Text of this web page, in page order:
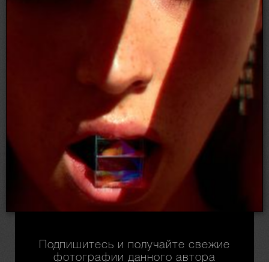
Подпишитесь и получайте свежие
фотографии данного автора